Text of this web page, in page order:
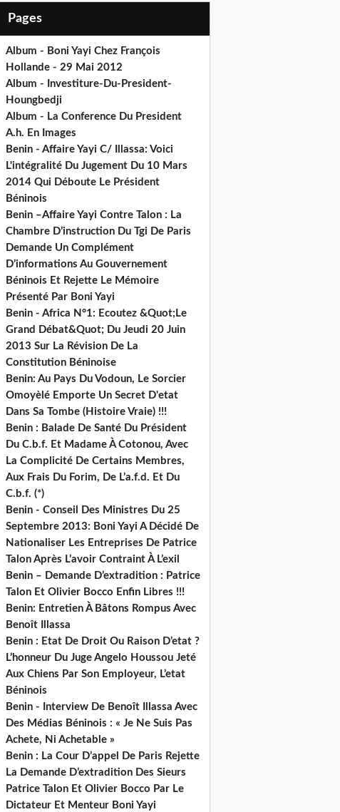
Pages
Album - Boni Yayi Chez François
Hollande - 29 Mai 2012
Album - Investiture-Du-President-
Houngbedji
Album - La Conference Du President
A.h. En Images
Benin - Affaire Yayi C/ Illassa: Voici
L'intégralité Du Jugement Du 10 Mars
2014 Qui Déboute Le Président
Béninois
Benin –Affaire Yayi Contre Talon : La
Chambre D’instruction Du Tgi De Paris
Demande Un Complément
D’informations Au Gouvernement
Béninois Et Rejette Le Mémoire
Présenté Par Boni Yayi
Benin - Africa N°1: Ecoutez &Quot;Le
Grand Débat&Quot; Du Jeudi 20 Juin
2013 Sur La Révision De La
Constitution Béninoise
Benin: Au Pays Du Vodoun, Le Sorcier
Omoyèlé Emporte Un Secret D'etat
Dans Sa Tombe (Histoire Vraie) !!!
Benin : Balade De Santé Du Président
Du C.b.f. Et Madame À Cotonou, Avec
La Complicité De Certains Membres,
Aux Frais Du Forim, De L’a.f.d. Et Du
C.b.f. (*)
Benin - Conseil Des Ministres Du 25
Septembre 2013: Boni Yayi A Décidé De
Nationaliser Les Entreprises De Patrice
Talon Après L’avoir Contraint À L’exil
Benin – Demande D’extradition : Patrice
Talon Et Olivier Bocco Enfin Libres !!!
Benin: Entretien À Bâtons Rompus Avec
Benoît Illassa
Benin : Etat De Droit Ou Raison D’etat ?
L’honneur Du Juge Angelo Houssou Jeté
Aux Chiens Par Son Employeur, L’etat
Béninois
Benin - Interview De Benoît Illassa Avec
Des Médias Béninois : « Je Ne Suis Pas
Achete, Ni Achetable »
Benin : La Cour D’appel De Paris Rejette
La Demande D’extradition Des Sieurs
Patrice Talon Et Olivier Bocco Par Le
Dictateur Et Menteur Boni Yayi